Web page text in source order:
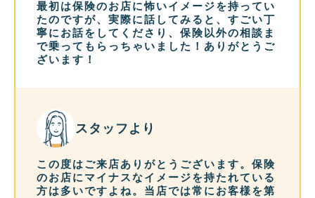
最初は保険のお店に怖いイメージを持ってい
たのですが、実際に話してみると、すごい丁
寧にお話をしてくださり、保険以外の相談ま
で乗ってもらっちゃいました！ありがとうご
ざいます！
スタッフより
この度はご来店ありがとうございます。保険
のお店にマイナスなイメージを持たれている
方は多いですよね。当店では常にお客様を第